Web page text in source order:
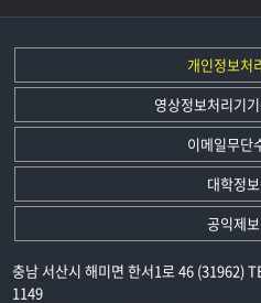
개인정보처
영상정보처리기
이메일무단
대학정
공익제
충남 서산시 해미면 한서1로 46 (31962)
1149